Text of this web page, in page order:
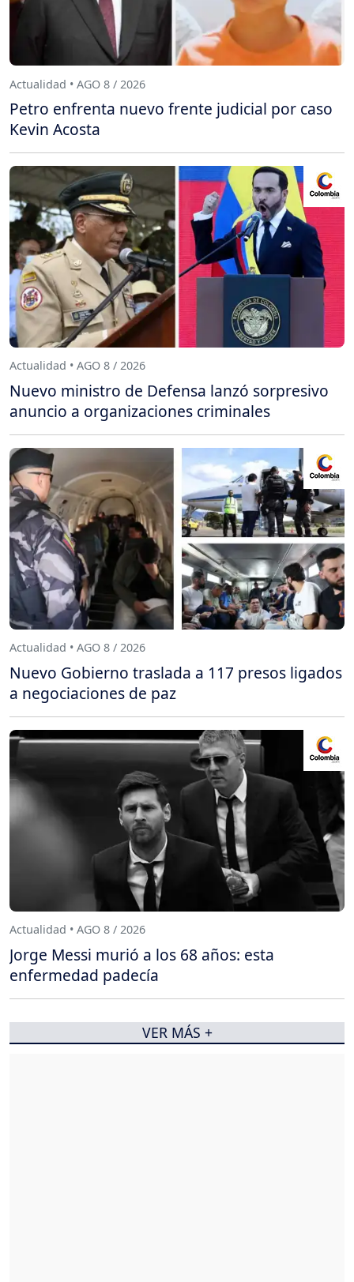
Actualidad • AGO 8 / 2026
Petro enfrenta nuevo frente judicial por caso
Kevin Acosta
Actualidad • AGO 8 / 2026
Nuevo ministro de Defensa lanzó sorpresivo
anuncio a organizaciones criminales
Actualidad • AGO 8 / 2026
Nuevo Gobierno traslada a 117 presos ligados
a negociaciones de paz
Actualidad • AGO 8 / 2026
Jorge Messi murió a los 68 años: esta
enfermedad padecía
VER MÁS +